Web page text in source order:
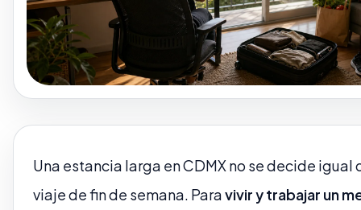
Una estancia larga en CDMX no se decide igual
viaje de fin de semana. Paravivir y trabajar un